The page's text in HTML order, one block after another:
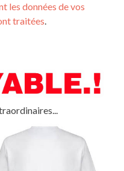
les données de vos
traitées.